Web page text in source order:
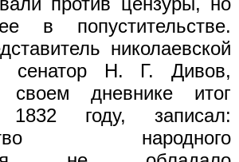
в попустительстве.
николаевской
сенатор Н. Г. Дивов,
дневнике итог
1832 году, записал:
народного